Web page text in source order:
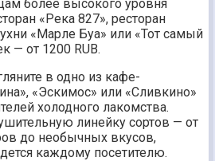
более высокого уровня
«Река 827», ресторан
«Марле Буа» или «Тот самый
— от 1200 RUB.
в одно из кафе-
«Эскимос» или «Сливкино»
холодного лакомства.
линейку сортов — от
до необычных вкусов,
каждому посетителю.